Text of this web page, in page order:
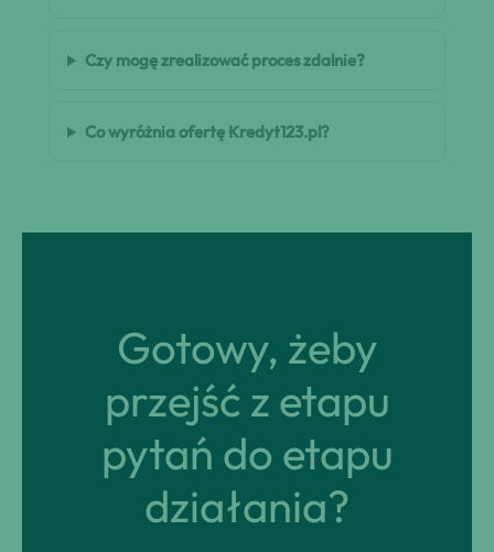
Czy mogę zrealizować proces zdalnie?
Co wyróżnia ofertę Kredyt123.pl?
Gotowy, żeby
przejść z etapu
pytań do etapu
działania?